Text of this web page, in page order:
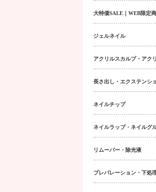
大特価SALE｜WEB限定
ジェルネイル
アクリルスカルプ・アク
ネイルチップ
リムーバー・除光液
プレパレーション・下処